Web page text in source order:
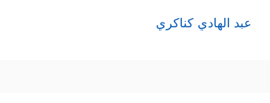
عبد الهادي كناكري